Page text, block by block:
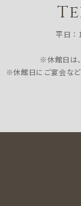
平日
※休館日は、
※休館日にご宴会な